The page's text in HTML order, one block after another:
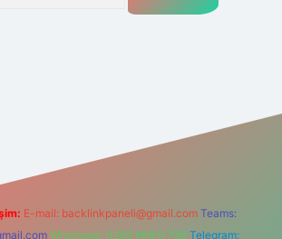
E-mail: backlinkpaneli@gmail.com Teams:
Whatsapp: 0262 606 0 726 Telegram: